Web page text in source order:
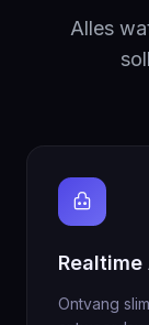
Alles
Ontvang